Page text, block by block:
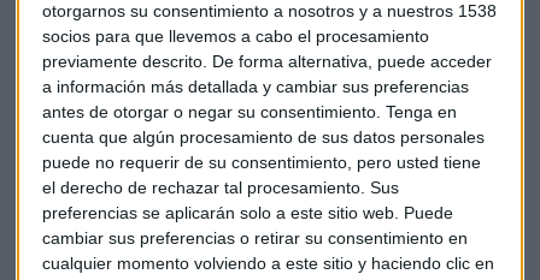
otorgarnos su consentimiento a nosotros y a nuestros 1538
socios para que llevemos a cabo el procesamiento
previamente descrito. De forma alternativa, puede acceder
a información más detallada y cambiar sus preferencias
antes de otorgar o negar su consentimiento. Tenga en
cuenta que algún procesamiento de sus datos personales
puede no requerir de su consentimiento, pero usted tiene
el derecho de rechazar tal procesamiento. Sus
preferencias se aplicarán solo a este sitio web. Puede
cambiar sus preferencias o retirar su consentimiento en
cualquier momento volviendo a este sitio y haciendo clic en
Una de las estrategias más reconocidas en España es el
DPAM B Real Estate Europe Dividend Sustainable
Asensi lo recomienda para una primera inversión porque
tiene menos volatilidad y selecciona compañías pequeñas,
medianas y grandes. Así que cuenta con una importante
flexibilidad por lo que también se puede tener algo de deuda
de estas empresas. Ha obtenido una rentabilidad
anualizada de más del 10%. Por eso los gestores les piden a
las compañías que no estén muy apalancadas "porque sino,
no invertiremos".